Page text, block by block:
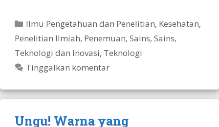
Kategori
Ilmu Pengetahuan dan Penelitian, Kesehatan,
Penelitian Ilmiah, Penemuan, Sains, Sains,
Teknologi dan Inovasi, Teknologi
Tinggalkan komentar
Ungu! Warna yang